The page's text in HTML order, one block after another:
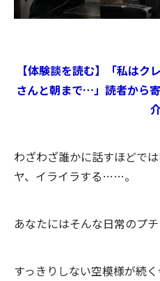
【体験談を読む】「私はク
さんと朝まで…」読者から
わざわざ誰かに話すほどで
ヤ、イライラする……。
あなたにはそんな日常のプ
すっきりしない空模様が続